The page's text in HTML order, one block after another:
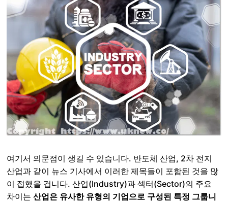
여기서 의문점이 생길 수 있습니다. 반도체 산업, 2차 전지
산업과 같이 뉴스 기사에서 이러한 제목들이 포함된 것을 많
이 접했을 겁니다. 산업(Industry)과 섹터(Sector)의 주요
차이는산업은 유사한 유형의 기업으로 구성된 특정 그룹니